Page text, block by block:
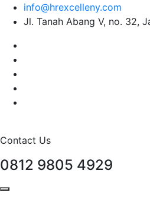
info@hrexcelleny.com
Jl. Tanah Abang V, no. 32,
Contact Us
0812 9805 4929